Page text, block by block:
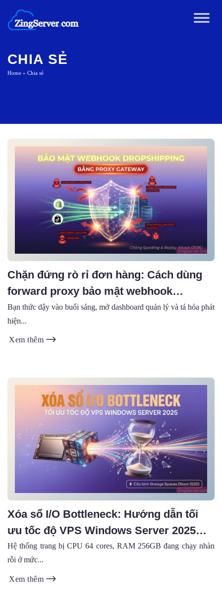
đến
nội
CHIA SẺ
Home » Chia sẻ
Chặn đứng rò rỉ đơn hàng: Cách dùng
forward proxy bảo mật webhook
dropshipping toàn diện (2026)
Bạn thức dậy vào buổi sáng, mở dashboard quản lý và tá hỏa phát
hiện...
Xem thêm
Xóa sổ I/O Bottleneck: Hướng dẫn tối
ưu tốc độ VPS Windows Server 2025
bằng Storage Spaces Direct
Hệ thống trang bị CPU 64 cores, RAM 256GB đang chạy nhàn
rỗi ở mức...
Xem thêm